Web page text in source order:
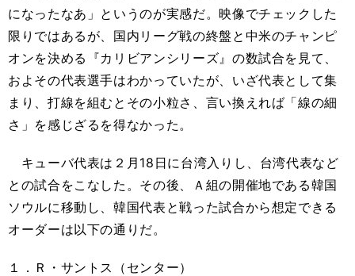
になったなあ」というのが実感だ。映像でチェックした
限りではあるが、国内リーグ戦の終盤と中米のチャンピ
オンを決める『カリビアンシリーズ』の数試合を見て、
およその代表選手はわかっていたが、いざ代表として集
まり、打線を組むとその小粒さ、言い換えれば「線の細
さ」を感じざるを得なかった。
キューバ代表は２月18日に台湾入りし、台湾代表など
との試合をこなした。その後、Ａ組の開催地である韓国
ソウルに移動し、韓国代表と戦った試合から想定できる
オーダーは以下の通りだ。
１．Ｒ・サントス（センター）